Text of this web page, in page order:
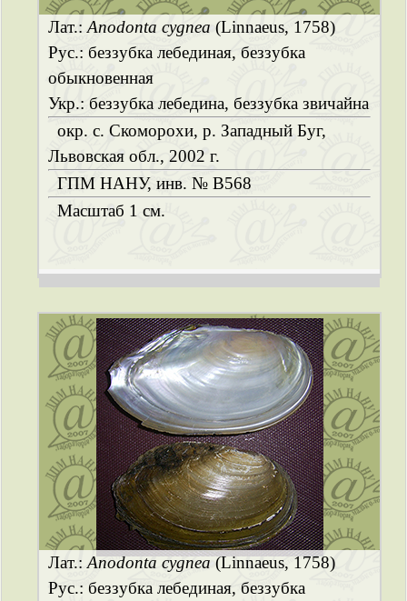
Лат.:Anodonta cygnea (Linnaeus, 1758)
Рус.: беззубка лебединая, беззубка
обыкновенная
Укр.: беззубка лебедина, беззубка звичайна
окр. с. Скоморохи, р. Западный Буг,
Львовская обл., 2002 г.
ГПМ НАНУ, инв. № B568
Масштаб 1 см.
Лат.:Anodonta cygnea(Linnaeus, 1758)
Рус.: беззубка лебединая, беззубка